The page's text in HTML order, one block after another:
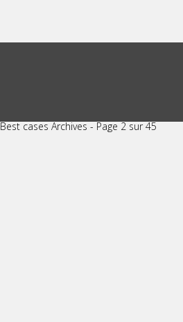
Best cases Archives - Page 2 sur 45